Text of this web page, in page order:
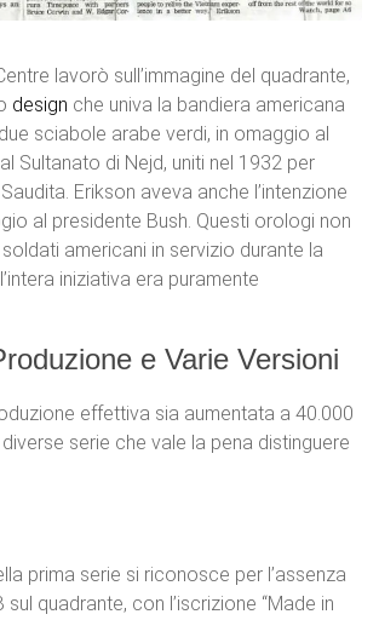
lavorò sull’immagine del quadrante,
design che univa la bandiera americana
sciabole arabe verdi, in omaggio al
Sultanato di Nejd, uniti nel 1932 per
Erikson aveva anche l’intenzione
al presidente Bush. Questi orologi non
americani in servizio durante la
iniziativa era puramente
e Varie Versioni
effettiva sia aumentata a 40.000
serie che vale la pena distinguere
prima serie si riconosce per l’assenza
quadrante, con l’iscrizione “Made in